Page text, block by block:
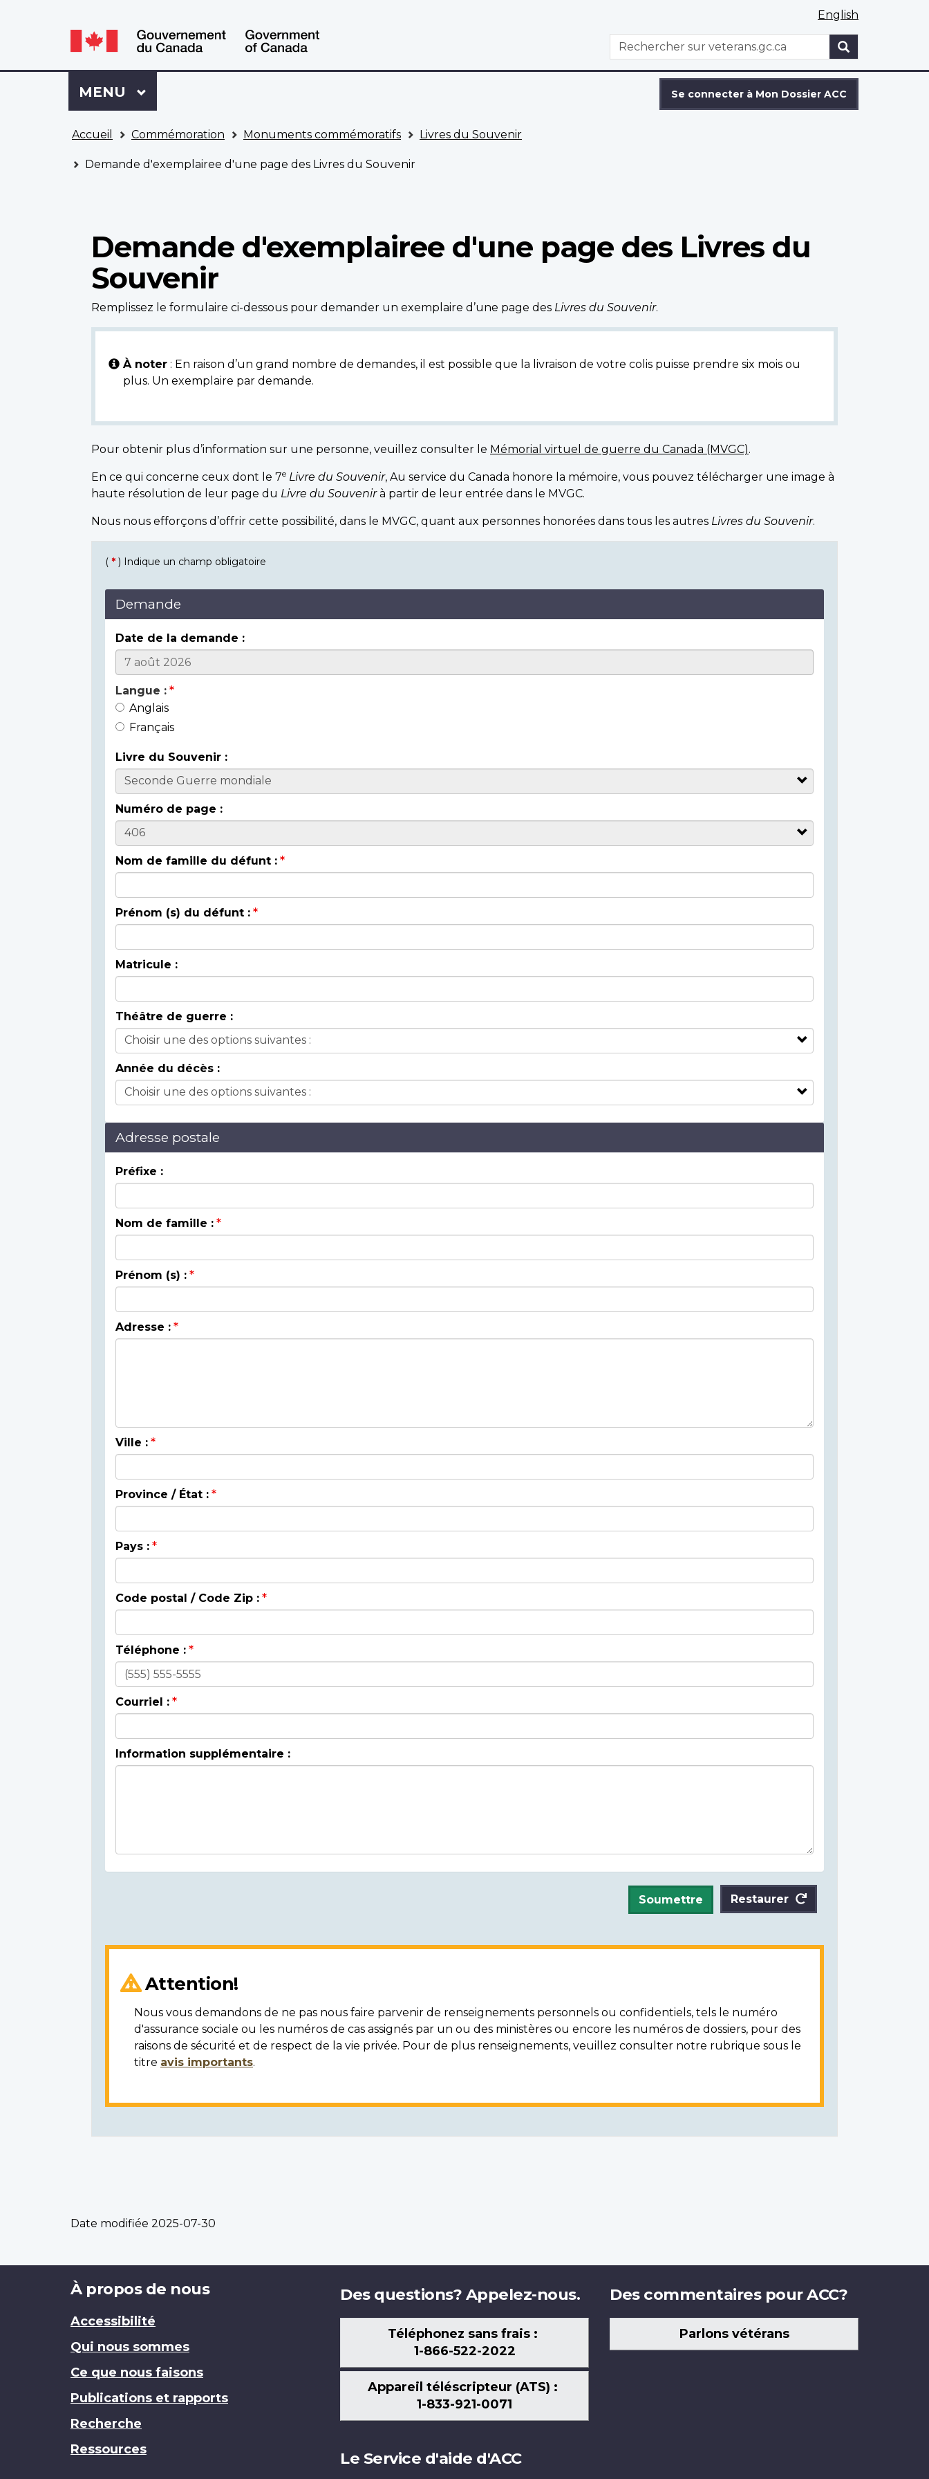
Language
switcher
Language
switcher
English
WxT
Search
Rechercher
Se
connecter
à
Dossier
ACC
Se connecter à Mon Dossier ACC
Menu
MENU PRINCIPAL
Accueil Commémoration Monuments commémoratifs Livres du Souvenir
Demande d'exemplairee d'une page des Livres du Souvenir
Demande d'exemplairee d'une page des Livres du
Souvenir
Remplissez le formulaire ci-dessous pour demander un exemplaire d’une page des Livres du Souvenir.
À noter : En raison d’un grand nombre de demandes, il est possible que la livraison de votre colis puisse prendre six mois ou
plus. Un exemplaire par demande.
Pour obtenir plus d’information sur une personne, veuillez consulter le Mémorial virtuel de guerre du Canada (MVGC).
En ce qui concerne ceux dont le 7e Livre du Souvenir, Au service du Canada honore la mémoire, vous pouvez télécharger une image à
haute résolution de leur page du Livre du Souvenirà partir de leur entrée dans le MVGC.
Nous nous efforçons d’offrir cette possibilité, dans le MVGC, quant aux personnes honorées dans tous les autres Livres du Souvenir.
( * ) Indique un champ obligatoire
Demande
Date de la demande :
Langue :
Anglais
Français
Livre du Souvenir :
Numéro de page :
Nom de famille du défunt :
Prénom (s) du défunt :
Matricule :
Théâtre de guerre :
Année du décès :
Adresse postale
Préfixe :
Nom de famille :
Prénom (s) :
Adresse :
Ville :
Province / État :
Pays :
Code postal / Code Zip :
Téléphone :
Courriel :
Information supplémentaire :
Soumettre Restaurer
Attention!
Nous vous demandons de ne pas nous faire parvenir de renseignements personnels ou confidentiels, tels le numéro
d'assurance sociale ou les numéros de cas assignés par un ou des ministères ou encore les numéros de dossiers, pour des
raisons de sécurité et de respect de la vie privée. Pour de plus renseignements, veuillez consulter notre rubrique sous le
titre avis importants.
Date modifiée 2025-07-30
Brand
À propos de nous
Accessibilité
Qui nous sommes
Ce que nous faisons
Publications et rapports
Recherche
Ressources
Des questions? Appelez-nous.
Téléphonez sans frais :
1-866-522-2022
Appareil téléscripteur (ATS) :
1-833-921-0071
Des commentaires pour ACC?
Parlons vétérans
Le Service d'aide d'ACC